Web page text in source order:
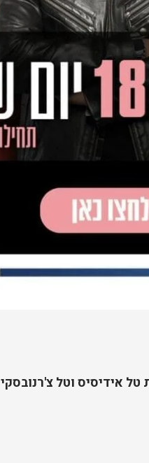
אידיסיס וטל צ'רנובסקי